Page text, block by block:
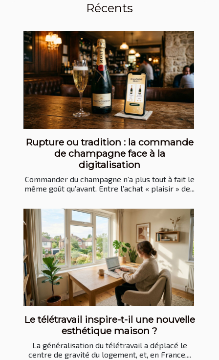
Récents
Rupture ou tradition : la commande
de champagne face à la
digitalisation
Commander du champagne n’a plus tout à fait le
même goût qu’avant. Entre l’achat « plaisir » de...
Le télétravail inspire-t-il une nouvelle
esthétique maison ?
La généralisation du télétravail a déplacé le
centre de gravité du logement, et, en France,...